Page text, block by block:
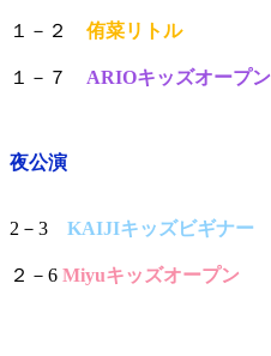
１－２ 侑菜リトル
１－７ ARIOキッズオープン
夜公演
2－3 KAIJIキッズビギナー
２－6 Miyuキッズオープン